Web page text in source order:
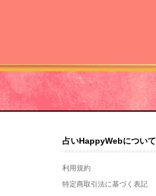
占いHappyWebについて
利用規約
特定商取引法に基づく表記